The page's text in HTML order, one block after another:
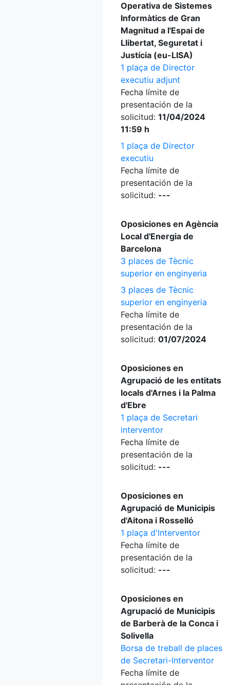
Operativa de Sistemes
Informàtics de Gran
Magnitud a l'Espai de
Llibertat, Seguretat i
Justícia (eu-LISA)
1 plaça de Director
executiu adjunt
Fecha límite de
presentación de la
solicitud: 11/04/2024
11:59 h
1 plaça de Director
executiu
Fecha límite de
presentación de la
solicitud: ---
Oposiciones en Agència
Local d'Energia de
Barcelona
3 places de Tècnic
superior en enginyeria
3 places de Tècnic
superior en enginyeria
Fecha límite de
presentación de la
solicitud: 01/07/2024
Oposiciones en
Agrupació de les entitats
locals d'Arnes i la Palma
d'Ebre
1 plaça de Secretari
interventor
Fecha límite de
presentación de la
solicitud: ---
Oposiciones en
Agrupació de Municipis
d'Aitona i Rosselló
1 plaça d'Interventor
Fecha límite de
presentación de la
solicitud: ---
Oposiciones en
Agrupació de Municipis
de Barberà de la Conca i
Solivella
Borsa de treball de places
de Secretari-Interventor
Fecha límite de